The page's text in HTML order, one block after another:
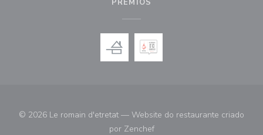
PRÉMIOS
© 2026 Le romain d'etretat — Website do restaurante criado
por Zenchef((abre numa nova janela))